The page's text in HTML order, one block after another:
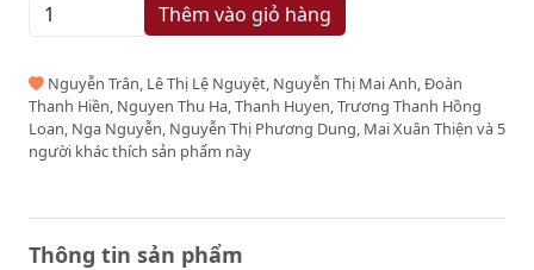
Thêm vào giỏ hàng
Nguyễn Trân, Lê Thị Lệ Nguyệt, Nguyễn Thị Mai Anh, Đoàn
Thanh Hiền, Nguyen Thu Ha, Thanh Huyen, Trương Thanh Hồng
Loan, Nga Nguyễn, Nguyễn Thị Phương Dung, Mai Xuân Thiện và 5
người khác thích sản phẩm này
Thông tin sản phẩm